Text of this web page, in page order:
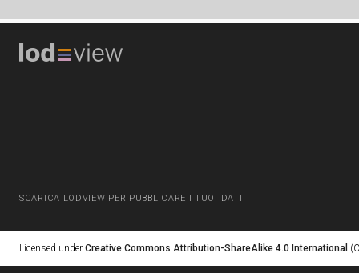
SCARICA LODVIEW PER PUBBLICARE I TUOI DATI
Licensed under Creative Commons Attribution-ShareAlike 4.0 International